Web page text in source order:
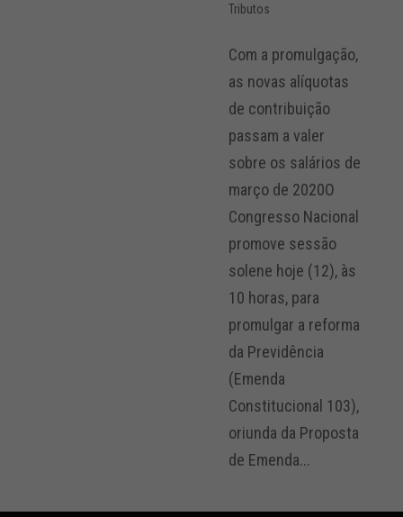
Tributos
Com a promulgação,
as novas alíquotas
de contribuição
passam a valer
sobre os salários de
março de 2020O
Congresso Nacional
promove sessão
solene hoje (12), às
10 horas, para
promulgar a reforma
da Previdência
(Emenda
Constitucional 103),
oriunda da Proposta
de Emenda...